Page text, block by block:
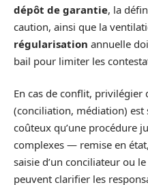
dépôt de garantie, la
caution, ainsi que la
régularisation annuelle
bail pour limiter les
En cas de conflit, privilégier
(conciliation, médiation)
coûteux qu’une procédure
complexes — remise en
saisie d’un conciliateur ou
peuvent clarifier les